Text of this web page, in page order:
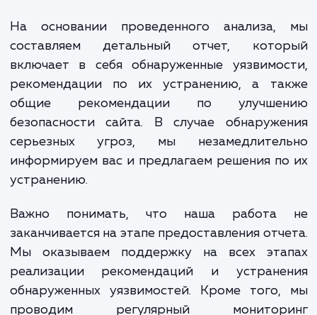
Проведение аудита безопасности
включает несколько этапов. Во-
проводим исследование вашего сайта,
его структуру, технологии и функционал.
анализируем доступные данные о
событиях безопасности, и
специальные инструменты для
уязвимостей.
На основании проведенного
составляем детальный отчет,
включает в себя обнаруженные
рекомендации по их устранению, а
общие рекомендации по